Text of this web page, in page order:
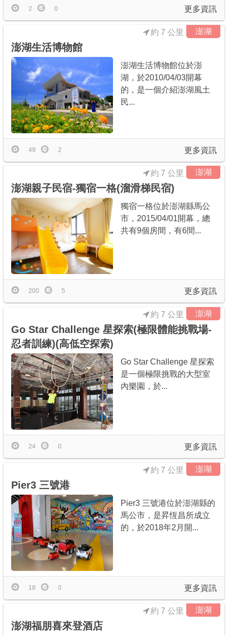
更多資訊
2 0
澎湖
約 7 公里
澎湖生活博物館
澎湖生活博物館位於澎
湖，於2010/04/03開幕
的，是一個介紹澎湖風土
民...
更多資訊
49 2
澎湖
約 7 公里
澎湖親子民宿-獨宿一格(溜滑梯民宿)
獨宿一格位於澎湖縣馬公
市，2015/04/01開幕，總
共有9個房間，有6間...
更多資訊
200 5
澎湖
約 7 公里
Go Star Challenge 星探索(極限體能挑戰場-
忍者訓練)(高低空探索)
Go Star Challenge 星探索
是一個極限挑戰的大型室
內樂園，於...
更多資訊
24 0
澎湖
約 7 公里
Pier3 三號港
Pier3 三號港位於澎湖縣的
馬公市，是昇恆昌所成立
的，於2018年2月開...
更多資訊
18 0
澎湖
約 7 公里
澎湖福朋喜來登酒店